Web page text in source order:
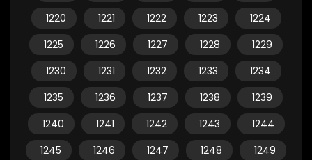
1220
1221 1222 1223
1224
1225
1226 1227 1228
1229
1230
1231 1232 1233
1234
1235
1236 1237 1238
1239
1240
1241 1242 1243
1244
1245
1246 1247 1248
1249